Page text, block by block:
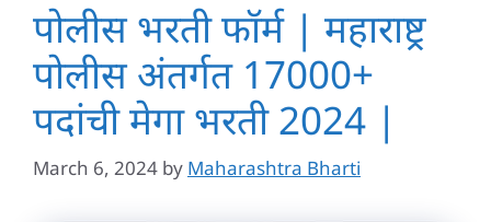
पोलीस भरती फॉर्म | महाराष्ट्र
पोलीस अंतर्गत 17000+
पदांची मेगा भरती 2024 |
March 6, 2024 by Maharashtra Bharti